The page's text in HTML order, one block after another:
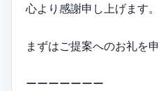
心より感謝申し上げます。
まずはご提案へのお礼を申
ーーーーーーー